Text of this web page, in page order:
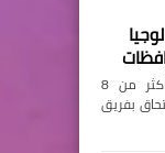
وظائف خالية بمدارس التكنولوجيا التطبيقية فى اكثر من 8
بفريق